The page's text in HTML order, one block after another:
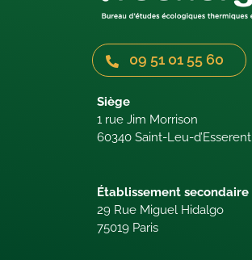
09 51 01 55 60
Siège
1 rue Jim Morrison
60340 Saint-Leu-d’Esserent
Établissement secondaire
29 Rue Miguel Hidalgo
75019 Paris